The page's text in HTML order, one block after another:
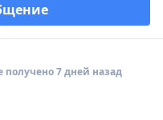
7 дней назад